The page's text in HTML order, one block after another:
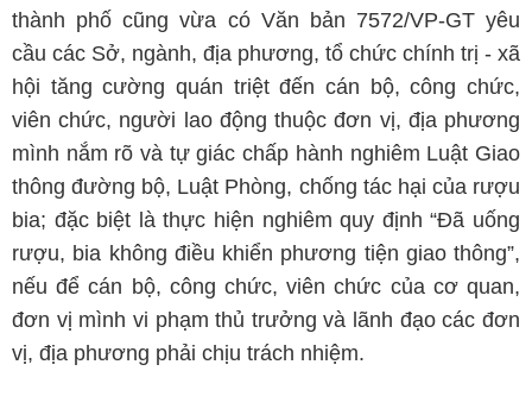
thành phố cũng vừa có Văn bản 7572/VP-GT yêu
cầu các Sở, ngành, địa phương, tổ chức chính trị - xã
hội tăng cường quán triệt đến cán bộ, công chức,
viên chức, người lao động thuộc đơn vị, địa phương
mình nắm rõ và tự giác chấp hành nghiêm Luật Giao
thông đường bộ, Luật Phòng, chống tác hại của rượu
bia; đặc biệt là thực hiện nghiêm quy định “Đã uống
rượu, bia không điều khiển phương tiện giao thông”,
nếu để cán bộ, công chức, viên chức của cơ quan,
đơn vị mình vi phạm thủ trưởng và lãnh đạo các đơn
vị, địa phương phải chịu trách nhiệm.